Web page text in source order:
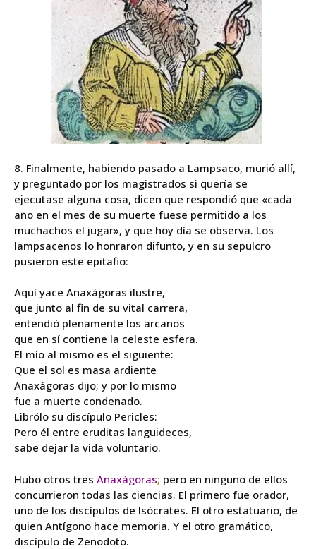
8. Finalmente, habiendo pasado a Lampsaco, murió allí,
y preguntado por los magistrados si quería se
ejecutase alguna cosa, dicen que respondió que «cada
año en el mes de su muerte fuese permitido a los
muchachos el jugar», y que hoy día se observa. Los
lampsacenos lo honraron difunto, y en su sepulcro
pusieron este epitafio:
Aquí yace Anaxágoras ilustre,
que junto al fin de su vital carrera,
entendió plenamente los arcanos
que en sí contiene la celeste esfera.
El mío al mismo es el siguiente:
Que el sol es masa ardiente
Anaxágoras dijo; y por lo mismo
fue a muerte condenado.
Librólo su discípulo Pericles:
Pero él entre eruditas languideces,
sabe dejar la vida voluntario.
Hubo otros tres Anaxágoras; pero en ninguno de ellos
concurrieron todas las ciencias. El primero fue orador,
uno de los discípulos de Isócrates. El otro estatuario, de
quien Antígono hace memoria. Y el otro gramático,
discípulo de Zenodoto.